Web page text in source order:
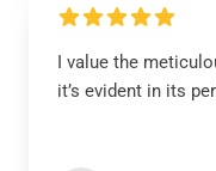
I value the
it’s evident in its